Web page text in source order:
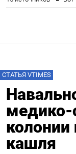
СТАТЬЯ VTIMES
медико-
колонии
кашля